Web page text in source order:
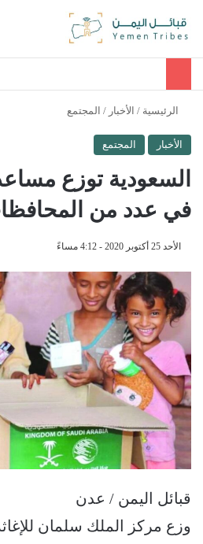
الرئيسية / الأخبار / المجتمع
الأخبار المجتمع
السعودية توزع
في عدد من
الأحد 25 أكتوبر 2020 - 4:12 مساءً
قبائل اليمن / عدن
وزع مركز الملك سلمان